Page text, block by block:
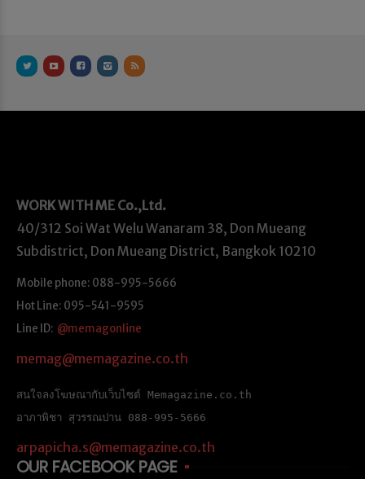
WORK WITH ME Co.,Ltd.
40/312 Soi Wat Welu Wanaram 38, Don Mueang
Subdistrict, Don Mueang District, Bangkok 10210
Mobile phone: 088-995-5666
Hot Line: 095-541-9595
Line ID: @memagonline
memag@memagazine.co.th
สนใจลงโฆษณากับเว็บไซต์ Memagazine.co.th
อาภาพิชา สุวรรณปาน 088-995-5666
arpapicha.s@memagazine.co.th
OUR FACEBOOK PAGE